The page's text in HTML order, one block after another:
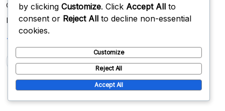
Conditions de service
Politique de protection des données
Search
by clicking Customize. Click Accept All to
consent or Reject All to decline non-essential
cookies.
Customize
Reject All
Accept All